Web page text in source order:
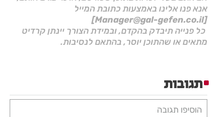
אנא פנו אלינו באמצעות כתובת המייל
[Manager@gal-gefen.co.il]
כל פנייה תיבדק בהקדם, ובמידת הצורך יינתן קרדיט
מתאים או שהתוכן יוסר, בהתאם לנסיבות.
תגובות
הוסיפו תגובה